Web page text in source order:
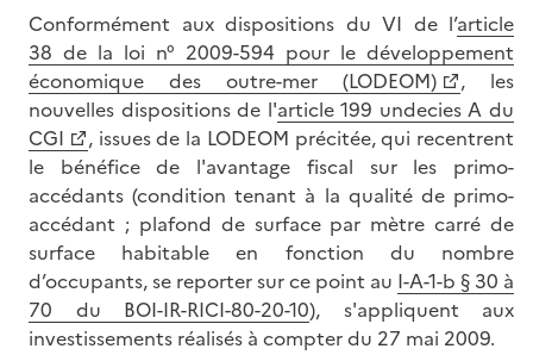
Conformément aux dispositions du VI de l’article
38 de la loi n° 2009-594 pour le développement
économique des outre-mer (LODEOM)
, les
nouvelles dispositions de l'article 199 undecies A du
CGI
, issues de la LODEOM précitée, qui recentrent
le bénéfice de l'avantage fiscal sur les primo-
accédants (condition tenant à la qualité de primo-
accédant ; plafond de surface par mètre carré de
surface habitable en fonction du nombre
d’occupants, se reporter sur ce point au I-A-1-b § 30 à
70 du BOI-IR-RICI-80-20-10), s'appliquent aux
investissements réalisés à compter du 27 mai 2009.